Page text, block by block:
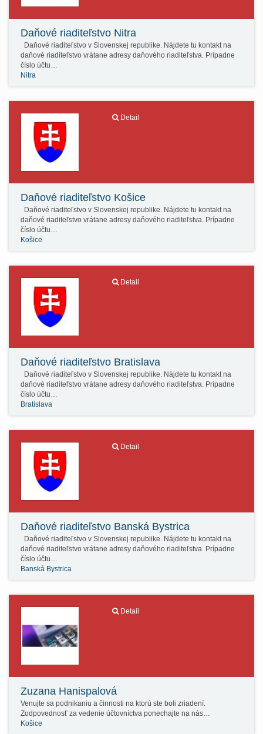
Daňové riaditeľstvo Nitra
Daňové riaditeľstvo v Slovenskej republike. Nájdete tu kontakt na
daňové riaditeľstvo vrátane adresy daňového riaditeľstva. Prípadne
číslo účtu…
Nitra
Detail
Daňové riaditeľstvo Košice
Daňové riaditeľstvo v Slovenskej republike. Nájdete tu kontakt na
daňové riaditeľstvo vrátane adresy daňového riaditeľstva. Prípadne
číslo účtu…
Košice
Detail
Daňové riaditeľstvo Bratislava
Daňové riaditeľstvo v Slovenskej republike. Nájdete tu kontakt na
daňové riaditeľstvo vrátane adresy daňového riaditeľstva. Prípadne
číslo účtu…
Bratislava
Detail
Daňové riaditeľstvo Banská Bystrica
Daňové riaditeľstvo v Slovenskej republike. Nájdete tu kontakt na
daňové riaditeľstvo vrátane adresy daňového riaditeľstva. Prípadne
číslo účtu…
Banská Bystrica
Detail
Zuzana Hanispalová
Venujte sa podnikaniu a činnosti na ktorú ste boli zriadení.
Zodpovednosť za vedenie účtovníctva ponechajte na nás…
Košice